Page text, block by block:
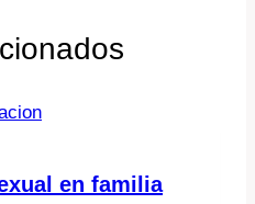
en familia